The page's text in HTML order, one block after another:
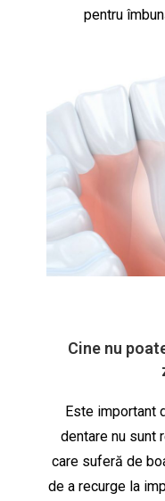
pentru
Cine nu
Este important
dentare nu sunt
care suferă de
de a recurge la